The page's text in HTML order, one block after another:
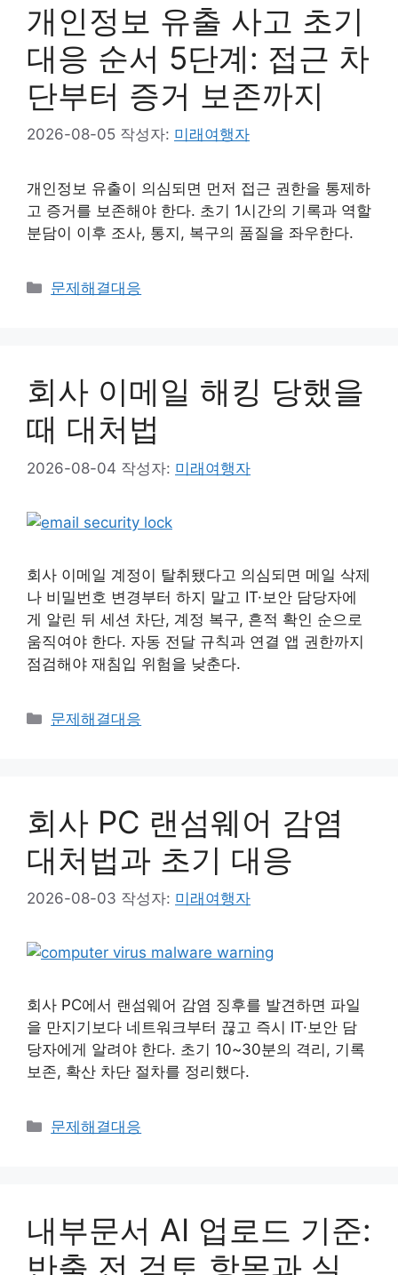
개인정보 유출 사고 초기
대응 순서 5단계: 접근 차
단부터 증거 보존까지
2026-08-05 작성자: 미래여행자
개인정보 유출이 의심되면 먼저 접근 권한을 통제하
고 증거를 보존해야 한다. 초기 1시간의 기록과 역할
분담이 이후 조사, 통지, 복구의 품질을 좌우한다.
카
문제해결대응
회사 이메일 해킹 당했을
때 대처법
2026-08-04 작성자: 미래여행자
회사 이메일 계정이 탈취됐다고 의심되면 메일 삭제
나 비밀번호 변경부터 하지 말고 IT·보안 담당자에
게 알린 뒤 세션 차단, 계정 복구, 흔적 확인 순으로
움직여야 한다. 자동 전달 규칙과 연결 앱 권한까지
점검해야 재침입 위험을 낮춘다.
카
문제해결대응
회사 PC 랜섬웨어 감염
대처법과 초기 대응
2026-08-03 작성자: 미래여행자
회사 PC에서 랜섬웨어 감염 징후를 발견하면 파일
을 만지기보다 네트워크부터 끊고 즉시 IT·보안 담
당자에게 알려야 한다. 초기 10~30분의 격리, 기록
보존, 확산 차단 절차를 정리했다.
카
문제해결대응
내부문서 AI 업로드 기준:
반출 전 검토 항목과 실